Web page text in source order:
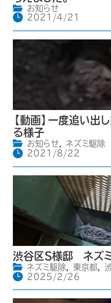
お知らせ
2021/4/21
【動画】一度追い出
る様子
お知らせ,
ネズミ駆除
2021/8/22
渋谷区S様邸 ネズ
ネズミ駆除, 東京都,
2025/2/26